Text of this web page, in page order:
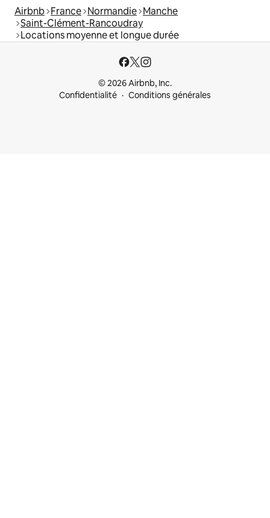
Airbnb France Normandie Manche
Saint-Clément-Rancoudray
Locations moyenne et longue durée
© 2026 Airbnb, Inc.
Confidentialité
Conditions générales